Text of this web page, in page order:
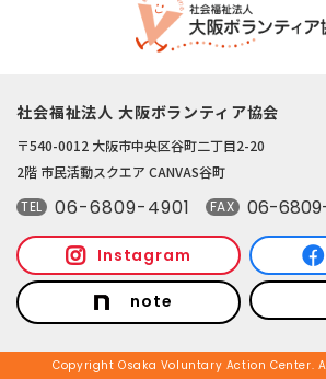
社会福祉法人 大阪ボランティア協会
〒540-0012 大阪市中央区谷町二丁目2-20
2階 市民活動スクエア CANVAS谷町
TEL 06-6809-4901 FAX 06-
Instagram
note
Copyright Osaka Voluntary Action Center.